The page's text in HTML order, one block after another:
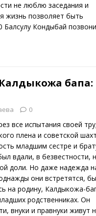
не люблю заседания и
жизнь позволяет быть
Кондыбай
бапа:
0
все испытания своей
плена и советской
младшим сестре и
вдали, в безвестности,
доли. Но даже надежда
они встретятся,
на родину, Калдыкожа-
родственниках. Он
внуки и правнуки живут